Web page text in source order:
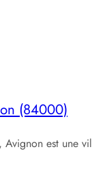
(84000)
est une